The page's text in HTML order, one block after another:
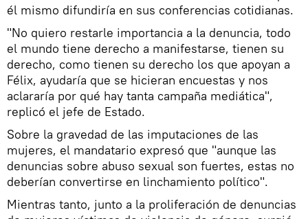
él mismo difundiría en sus conferencias cotidianas.
"No quiero restarle importancia a la denuncia, todo
el mundo tiene derecho a manifestarse, tienen su
derecho, como tienen su derecho los que apoyan a
Félix, ayudaría que se hicieran encuestas y nos
aclararía por qué hay tanta campaña mediática",
replicó el jefe de Estado.
Sobre la gravedad de las imputaciones de las
mujeres, el mandatario expresó que "aunque las
denuncias sobre abuso sexual son fuertes, estas no
deberían convertirse en linchamiento político".
Mientras tanto, junto a la proliferación de denuncias